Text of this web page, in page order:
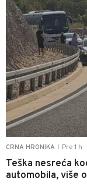
CRNA HRONIKA Pre 1 h
Teška nesreća
automobila, više